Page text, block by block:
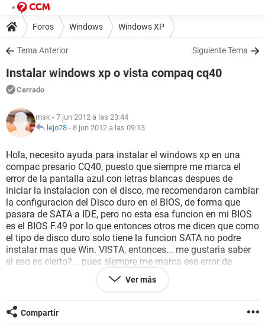
Foros Windows Windows XP
Tema Anterior Siguiente Tema
Instalar windows xp o vista compaq cq40
Cerrado
msk - 7 jun 2012 a las 23:44
lejo78 - 8 jun 2012 a las 09:13
Hola, necesito ayuda para instalar el windows xp en una
compac presario CQ40, puesto que siempre me marca el
error de la pantalla azul con letras blancas despues de
iniciar la instalacion con el disco, me recomendaron cambiar
la configuracion del Disco duro en el BIOS, de forma que
pasara de SATA a IDE, pero no esta esa funcion en mi BIOS
es el BIOS F.49 por lo que entonces otros me dicen que como
el tipo de disco duro solo tiene la funcion SATA no podre
instalar mas que Win. VISTA, entonces... me gustaria saber
si eso es cierto?... pues siempre me marca ese error de
instalacion con el windws Xp y si no puedo cambiar la conf,
de SATA a IDE tambien se me hace raro.. alguien me puede
aclarando un punto, el win, que tenia mi compaq en un inicio
era vista.. ayuda plis..!!!!
Ver más
Compartir